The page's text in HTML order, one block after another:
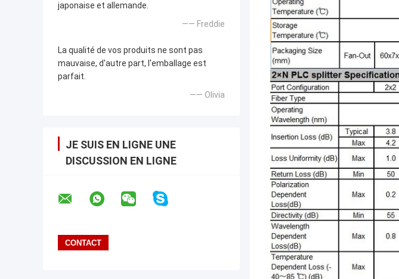
japonaise et allemande.
—— Freddie
La qualité de vos produits ne sont pas
mauvaise, d'autre part, l'emballage est
parfait.
—— Olivia
JE SUIS EN LIGNE UNE
DISCUSSION EN LIGNE